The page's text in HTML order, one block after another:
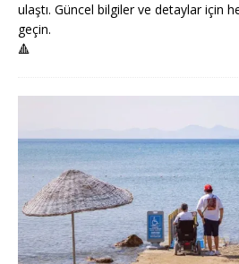
ulaştı. Güncel bilgiler ve detaylar için
geçin.
🔺